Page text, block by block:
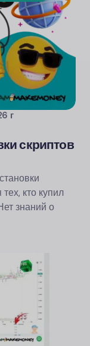
г
скриптов
кто купил
знаний о